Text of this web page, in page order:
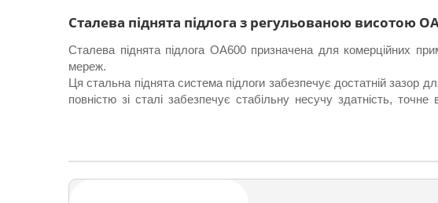
Сталева піднята підлога з регульованою висотою
Сталева піднята підлога OA600 призначена для комерційних
мереж.
Ця стальна піднята система підлоги забезпечує достатній зазор
повністю зі сталі забезпечує стабільну несучу здатність,